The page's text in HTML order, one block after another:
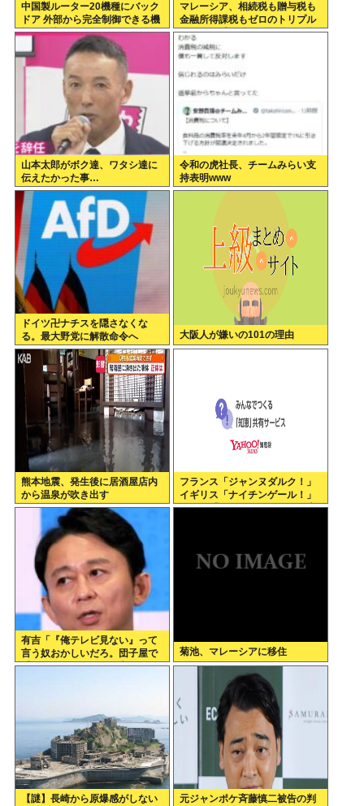
中国製ルーター20機種にバック
ドア 外部から完全制御できる機
能が仕込まれていた
マレーシア、相続税も贈与税も
金融所得課税もゼロのトリプル
ゼロで優秀な移民を海外から集
めてしまう…
山本太郎がボク達、ワタシ達に
伝えたかった事…
令和の虎社長、チームみらい支
持表明www
ドイツ卍ナチスを隠さなくな
る。最大野党に解散命令へ
大阪人が嫌いの101の理由
熊本地震、発生後に居酒屋店内
から温泉が吹き出す
フランス「ジャンヌダルク！」
イギリス「ナイチンゲール！」
インド「マザーテレサ！」日本
有吉「『俺テレビ見ない』って
言う奴おかしいだろ。団子屋で
『団子食べない』って言うか？
菊池、マレーシアに移住
【謎】長崎から原爆感がしない
元ジャンポケ斉藤慎二被告の判